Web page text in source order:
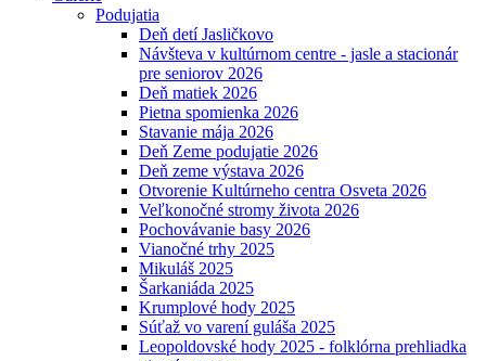
Podujatia
Deň detí Jasličkovo
Návšteva v kultúrnom centre - jasle a stacionár
pre seniorov 2026
Deň matiek 2026
Pietna spomienka 2026
Stavanie mája 2026
Deň Zeme podujatie 2026
Deň zeme výstava 2026
Otvorenie Kultúrneho centra Osveta 2026
Veľkonočné stromy života 2026
Pochovávanie basy 2026
Vianočné trhy 2025
Mikuláš 2025
Šarkaniáda 2025
Krumplové hody 2025
Súťaž vo varení guláša 2025
Leopoldovské hody 2025 - folklórna prehliadka